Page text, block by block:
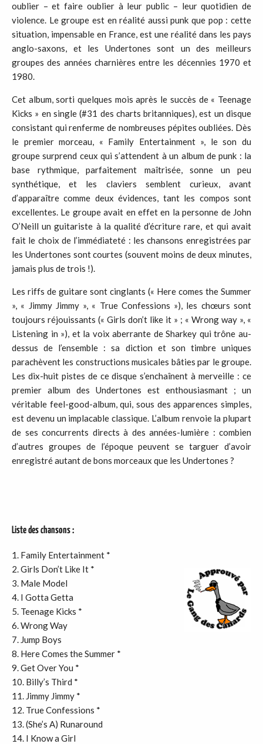
oublier – et faire oublier à leur public – leur quotidien de
violence. Le groupe est en réalité aussi punk que pop : cette
situation, impensable en France, est une réalité dans les pays
anglo-saxons, et les Undertones sont un des meilleurs
groupes des années charnières entre les décennies 1970 et
1980.
Cet album, sorti quelques mois après le succès de « Teenage
Kicks » en single (#31 des charts britanniques), est un disque
consistant qui renferme de nombreuses pépites oubliées. Dès
le premier morceau, « Family Entertainment », le son du
groupe surprend ceux qui s’attendent à un album de punk : la
base rythmique, parfaitement maîtrisée, sonne un peu
synthétique, et les claviers semblent curieux, avant
d’apparaître comme deux évidences, tant les compos sont
excellentes. Le groupe avait en effet en la personne de John
O’Neill un guitariste à la qualité d’écriture rare, et qui avait
fait le choix de l’immédiateté : les chansons enregistrées par
les Undertones sont courtes (souvent moins de deux minutes,
jamais plus de trois !).
Les riffs de guitare sont cinglants (« Here comes the Summer
», « Jimmy Jimmy », « True Confessions »), les chœurs sont
toujours réjouissants (« Girls don’t like it » ; « Wrong way », «
Listening in »), et la voix aberrante de Sharkey qui trône au-
dessus de l’ensemble : sa diction et son timbre uniques
parachèvent les constructions musicales bâties par le groupe.
Les dix-huit pistes de ce disque s’enchaînent à merveille : ce
premier album des Undertones est enthousiasmant ; un
véritable feel-good-album, qui, sous des apparences simples,
est devenu un implacable classique. L’album renvoie la plupart
de ses concurrents directs à des années-lumière : combien
d’autres groupes de l’époque peuvent se targuer d’avoir
enregistré autant de bons morceaux que les Undertones ?
Liste des chansons :
1. Family Entertainment *
2. Girls Don’t Like It *
3. Male Model
4. I Gotta Getta
5. Teenage Kicks *
6. Wrong Way
7. Jump Boys
8. Here Comes the Summer *
9. Get Over You *
10. Billy’s Third *
11. Jimmy Jimmy *
12. True Confessions *
13. (She’s A) Runaround
14. I Know a Girl